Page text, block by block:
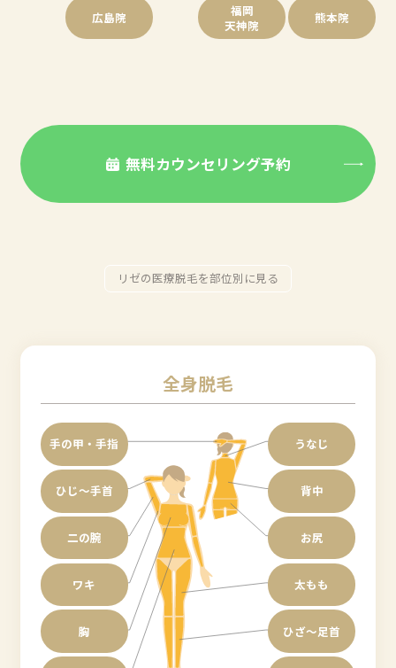
広島院
福岡
天神院
熊本院
無料カウンセリング予約
リゼの医療脱毛を部位別に見る
全身脱毛
手の甲・手指
ひじ〜手首
二の腕
ワキ
胸
うなじ
背中
お尻
太もも
ひざ〜足首